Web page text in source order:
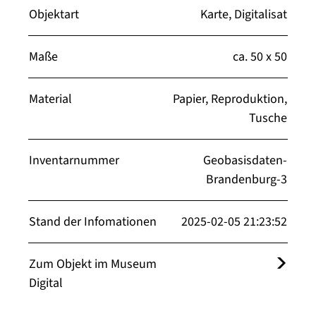
Objektart
Karte, Digitalisat
Maße ca. 50 x 50
Material
Papier, Reproduktion,
Tusche
Inventarnummer
Geobasisdaten-
Brandenburg-3
Stand der Infomationen 2025-02-05 21:23:52
Zum Objekt im Museum
Digital